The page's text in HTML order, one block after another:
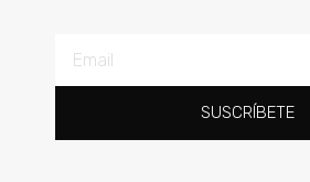
SUSCRÍBETE